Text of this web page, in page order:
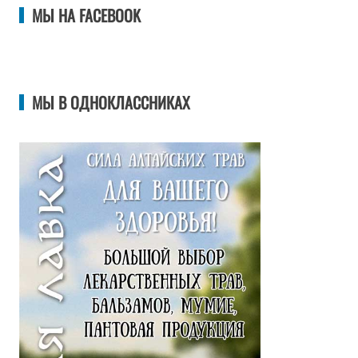
МЫ НА FACEBOOK
МЫ В ОДНОКЛАССНИКАХ